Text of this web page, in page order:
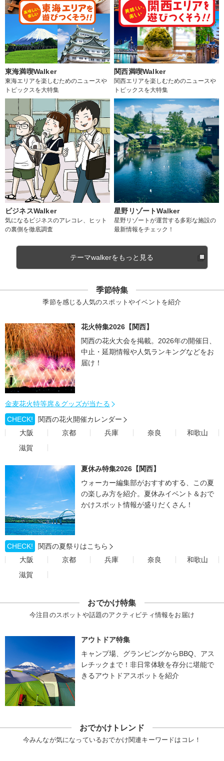
東海満喫Walker
東海エリアを楽しむためのニュースや
トピックスを大特集
関西満喫Walker
関西エリアを楽しむためのニュースや
トピックスを大特集
ビジネスWalker
気になるビジネスのアレコレ、ヒット
の裏側を徹底調査
星野リゾートWalker
星野リゾートが運営する多彩な施設の
最新情報をチェック！
テーマwalkerをもっと見る
季節特集
季節を感じる人気のスポットやイベントを紹介
花火特集2026【関西】
関西の花火大会を掲載。2026年の開催日、
中止・延期情報や人気ランキングなどをお
届け！
金麦花火特等席＆グッズが当たる
CHECK!
関西の花火開催カレンダー
大阪
京都 兵庫 奈良
和歌山
滋賀
夏休み特集2026【関西】
ウォーカー編集部がおすすめする、この夏
の楽しみ方を紹介。夏休みイベント＆おで
かけスポット情報が盛りだくさん！
CHECK!
関西の夏祭りはこちら
大阪
京都 兵庫 奈良
和歌山
滋賀
おでかけ特集
今注目のスポットや話題のアクティビティ情報をお届け
アウトドア特集
キャンプ場、グランピングからBBQ、アス
レチックまで！非日常体験を存分に堪能で
きるアウトドアスポットを紹介
おでかけトレンド
今みんなが気になっているおでかけ関連キーワードはコレ！